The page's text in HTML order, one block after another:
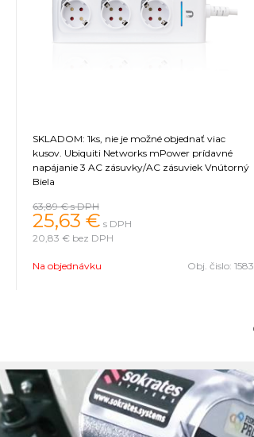
SKLADOM: 1ks, nie je možné objednať viac
kusov. Ubiquiti Networks mPower prídavné
napájanie 3 AC zásuvky/AC zásuviek Vnútorný
Biela
63,89 €s DPH
25,63 € s DPH
20,83 € bez DPH
Na objednávku Obj. čislo: 1583